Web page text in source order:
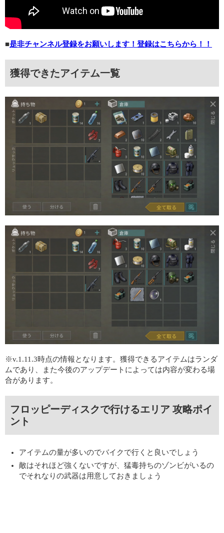
■是非チャンネル登録をお願いします！登録はこちらから！！
獲得できたアイテム一覧
※v.1.11.3時点の情報となります。獲得できるアイテムはランダ
ムであり、また今後のアップデートによっては内容が変わる場
合があります。
フロッピーディスクで行けるエリア 攻略ポイ
ント
アイテムの量が多いのでバイクで行くと良いでしょう
敵はそれほど強くないですが、猛毒持ちのゾンビがいるの
でそれなりの武器は用意しておきましょう